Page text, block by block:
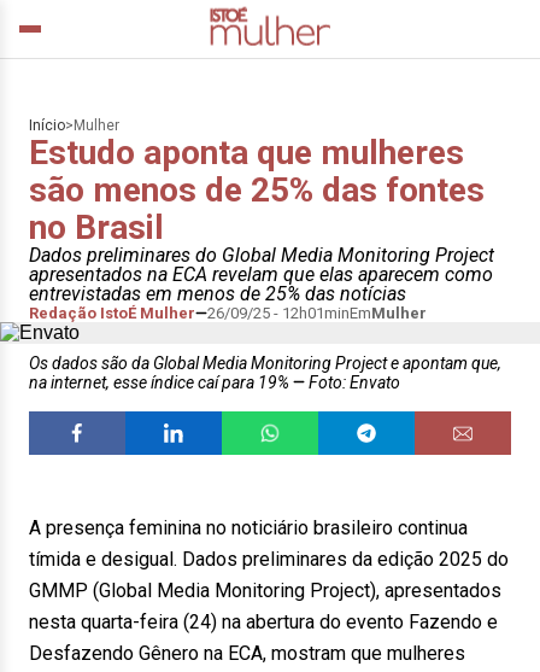
Início> Mulher
Estudo aponta que mulheres
são menos de 25% das fontes
no Brasil
Dados preliminares do Global Media Monitoring Project
apresentados na ECA revelam que elas aparecem como
entrevistadas em menos de 25% das notícias
Redação IstoÉ Mulher 26/09/25 - 12h01minEmMulher
Os dados são da Global Media Monitoring Project e apontam que,
na internet, esse índice caí para 19%
Foto: Envato
A presença feminina no noticiário brasileiro continua
tímida e desigual. Dados preliminares da edição 2025 do
GMMP (Global Media Monitoring Project), apresentados
nesta quarta-feira (24) na abertura do evento Fazendo e
Desfazendo Gênero na ECA, mostram que mulheres